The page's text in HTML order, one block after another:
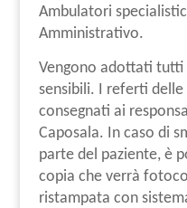
Ambulatori
Amministrativo.
Vengono adottati
sensibili. I referti delle
consegnati ai
Caposala. In caso di
parte del paziente, è
copia che verrà
ristampata con